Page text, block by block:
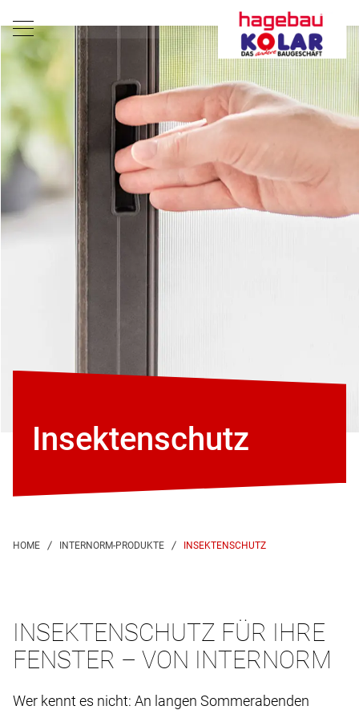
Insektenschutz
INSEKTENSCHUTZ
INSEKTENSCHUTZ FÜR IHRE
FENSTER – VON INTERNORM
Wer kennt es nicht: An langen Sommerabenden